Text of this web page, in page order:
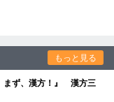
もっと見る
まず、漢方！』 漢方三